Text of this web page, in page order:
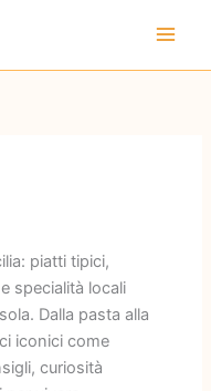
piatti tipici,
specialità locali
Dalla pasta alla
iconici come
curiosità